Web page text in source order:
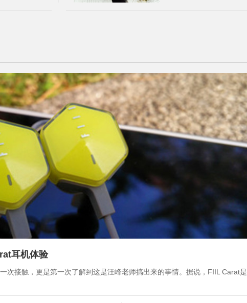
耳机体验
次接触，更是第一次了解到这是汪峰老师搞出来的事情。据说，FIIL Carat是